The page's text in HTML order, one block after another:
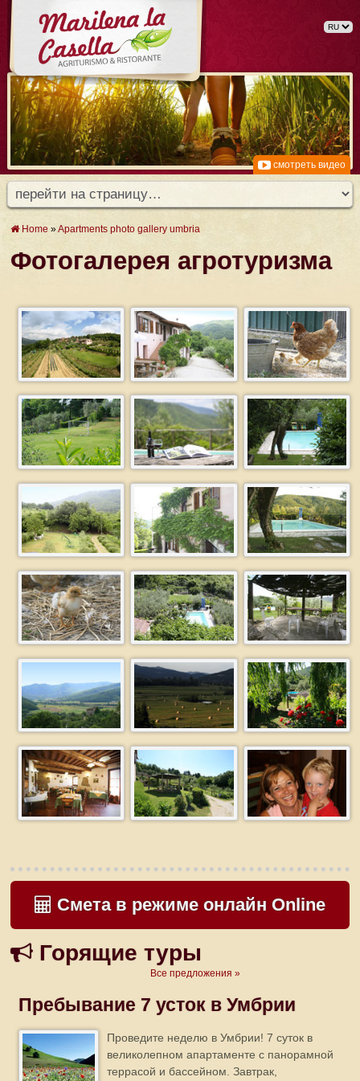
смотреть видео
Home »Apartments photo gallery umbria
Фотогалерея агротуризма
Смета в режиме онлайн Online
Горящие туры
Все предложения »
Пребывание 7 усток в Умбрии
Проведите неделю в Умбрии! 7 суток в
великолепном апартаменте с панорамной
террасой и бассейном. Завтрак,